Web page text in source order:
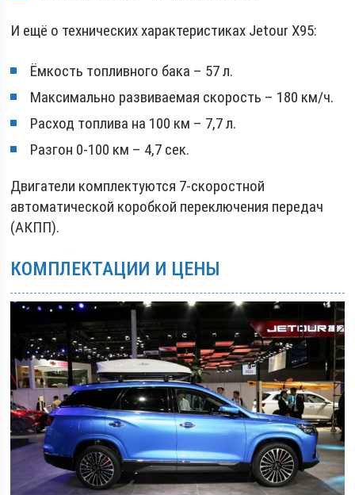
И ещё о технических характеристиках Jetour X95:
Ёмкость топливного бака – 57 л.
Максимально развиваемая скорость – 180 км/ч.
Расход топлива на 100 км – 7,7 л.
Разгон 0-100 км – 4,7 сек.
Двигатели комплектуются 7-скоростной
автоматической коробкой переключения передач
(АКПП).
КОМПЛЕКТАЦИИ И ЦЕНЫ